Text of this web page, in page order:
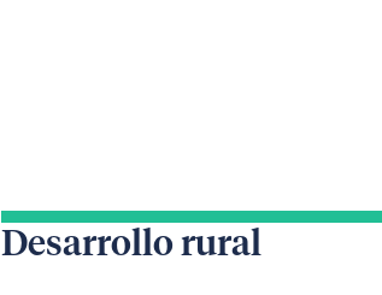
Desarrollo rural